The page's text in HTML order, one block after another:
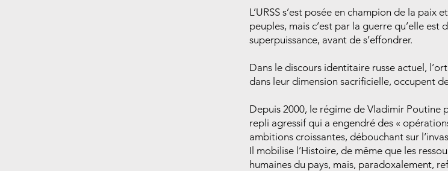
L’URSS s’est posée en champion de la paix
peuples, mais c’est par la guerre qu’elle est
superpuissance, avant de s’effondrer.
Dans le discours identitaire russe actuel,
dans leur dimension sacrificielle, occupent
Depuis 2000, le régime de Vladimir Poutine
repli agressif qui a engendré des «
ambitions croissantes, débouchant sur
Il mobilise l’Histoire, de même que les
humaines du pays, mais, paradoxalement,